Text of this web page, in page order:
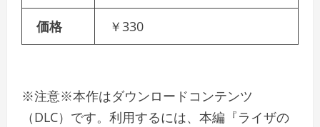
価格 ￥330
※注意※本作はダウンロードコンテンツ
（DLC）です。利用するには、本編『ライザの